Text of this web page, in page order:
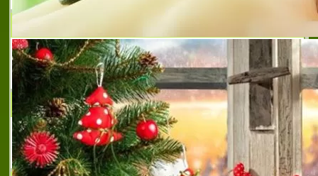
Агенция за недвижими имоти , наеми ,
посредничество .
БУЛИНЖИНЕРИНГ ЕООД
Вие попаднахте на подходящото място в
имотния пазар!